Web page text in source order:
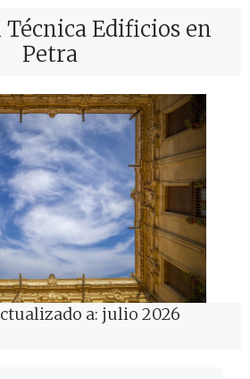
Edificios en
Petra
a: julio 2026